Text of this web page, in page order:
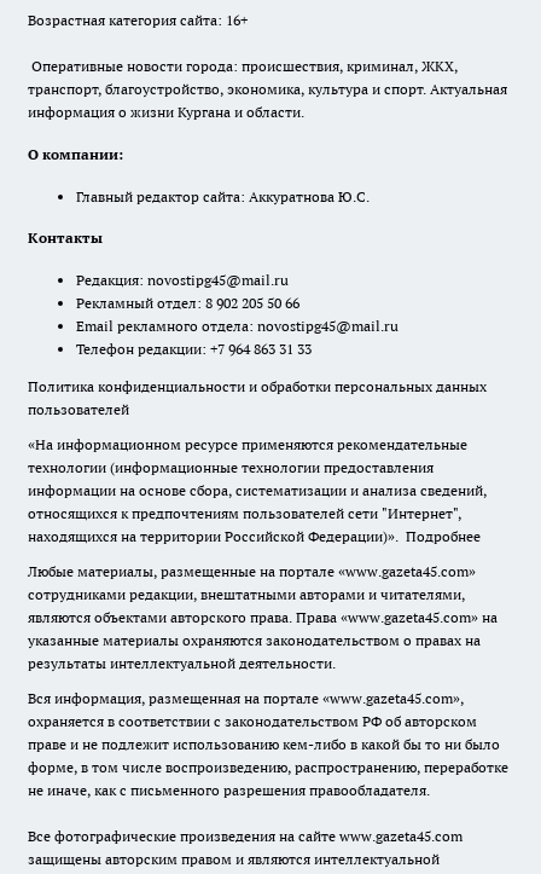
Возрастная категория сайта: 16+
Оперативные новости города: происшествия, криминал, ЖКХ,
транспорт, благоустройство, экономика, культура и спорт. Актуальная
информация о жизни Кургана и области.
О компании:
Главный редактор сайта: Аккуратнова Ю.С.
Контакты
Редакция: novostipg45@mail.ru
Рекламный отдел: 8 902 205 50 66
Email рекламного отдела: novostipg45@mail.ru
Телефон редакции: +7 964 863 31 33
Политика конфиденциальности и обработки персональных данных
пользователей
«На информационном ресурсе применяются рекомендательные
технологии (информационные технологии предоставления
информации на основе сбора, систематизации и анализа сведений,
относящихся к предпочтениям пользователей сети "Интернет",
находящихся на территории Российской Федерации)». Подробнее
Любые материалы, размещенные на портале «www.gazeta45.com»
сотрудниками редакции, внештатными авторами и читателями,
являются объектами авторского права. Права «www.gazeta45.com» на
указанные материалы охраняются законодательством о правах на
результаты интеллектуальной деятельности.
Вся информация, размещенная на портале «www.gazeta45.com»,
охраняется в соответствии с законодательством РФ об авторском
праве и не подлежит использованию кем-либо в какой бы то ни было
форме, в том числе воспроизведению, распространению, переработке
не иначе, как с письменного разрешения правообладателя.
Все фотографические произведения на сайте www.gazeta45.com
защищены авторским правом и являются интеллектуальной